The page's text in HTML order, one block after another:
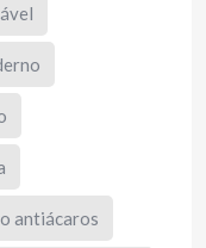
antiácaros